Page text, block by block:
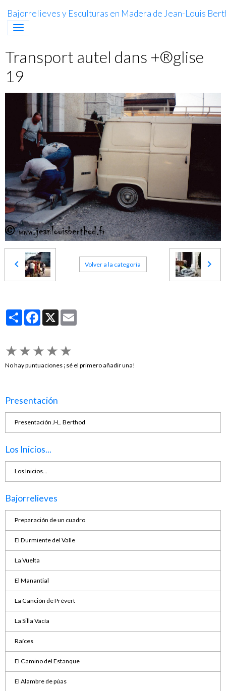
Bajorrelieves y Esculturas en Madera de Jean-Louis
Transport autel dans +®glise
19
Volver a la categoría
PartagerFacebook
X
★★★★★
No hay puntuaciones ¡sé el primero añadir una!
Presentación
Presentación J-L. Berthod
Los Inicios...
Los Inicios...
Bajorrelieves
Preparación de un cuadro
El Durmiente del Valle
La Vuelta
El Manantial
La Canción de Prévert
La Silla Vacía
Raíces
El Camino del Estanque
El Alambre de púas